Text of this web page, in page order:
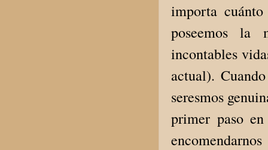
importa
poseemos la
incontables
actual).
seresmos
primer paso